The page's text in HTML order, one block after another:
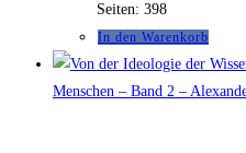
Seiten: 398
In den Warenkorb